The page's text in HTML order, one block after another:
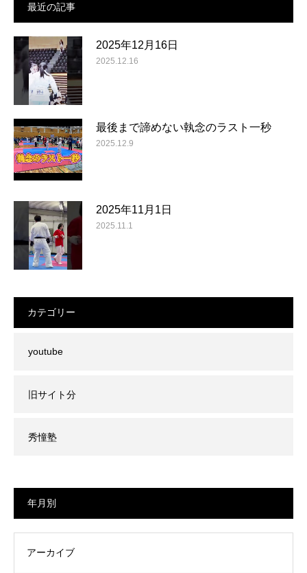
最近の記事
2025年12月16日
2025.12.16
最後まで諦めない執念のラスト一秒
2025.12.9
2025年11月1日
2025.11.1
カテゴリー
youtube
旧サイト分
秀憧塾
年月別